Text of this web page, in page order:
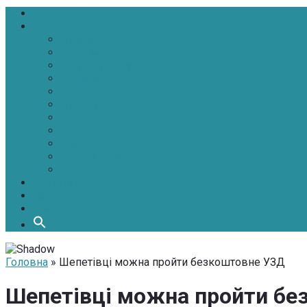
Головна » Шепетівці можна пройти безкоштовне УЗД
Шепетівці можна пройти